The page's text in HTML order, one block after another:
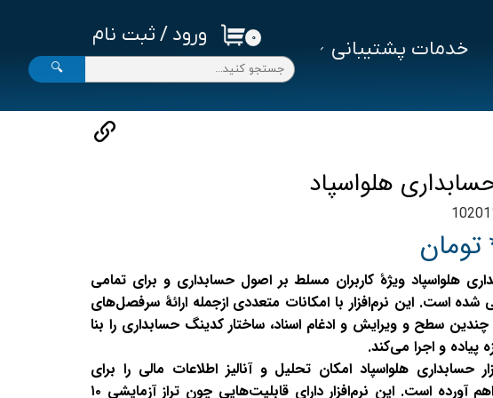
ورود / ثبت نام ۰
🔍
خدمات پشتیبانی
حسابداری هلواسپاد
هلواسپاد ویژهٔ کاربران مسلط بر اصول حسابداری و برای تمامی
شده است. این نرم‌افزار با امکانات متعددی ازجمله ارائهٔ سرفصل‌های
سطح و ویرایش و ادغام اسناد، ساختار کدینگ حسابداری را بنا
پیاده و اجرا می‌کند.
حسابداری هلواسپاد امکان تحلیل و آنالیز اطلاعات مالی را برای
حسابداران فراهم آورده است. این نرم‌افزار دارای قابلیت‌هایی چون تراز آزمایشی ۱۰